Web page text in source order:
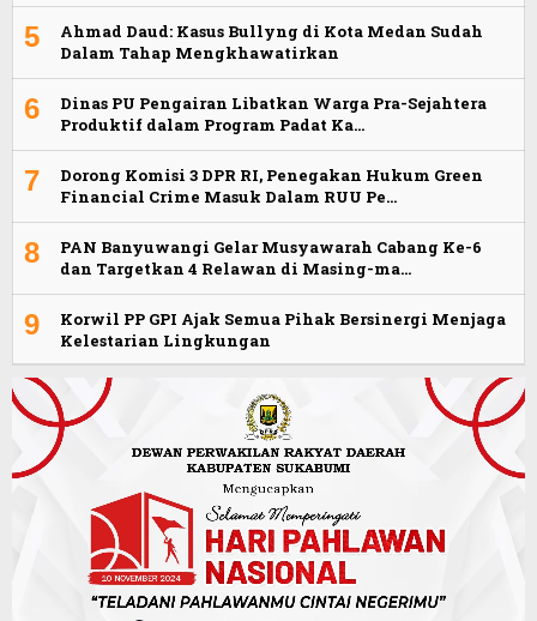
5
Ahmad Daud: Kasus Bullyng di Kota Medan Sudah
Dalam Tahap Mengkhawatirkan
6
Dinas PU Pengairan Libatkan Warga Pra-Sejahtera
Produktif dalam Program Padat Ka…
7
Dorong Komisi 3 DPR RI, Penegakan Hukum Green
Financial Crime Masuk Dalam RUU Pe…
8
PAN Banyuwangi Gelar Musyawarah Cabang Ke-6
dan Targetkan 4 Relawan di Masing-ma…
9
Korwil PP GPI Ajak Semua Pihak Bersinergi Menjaga
Kelestarian Lingkungan